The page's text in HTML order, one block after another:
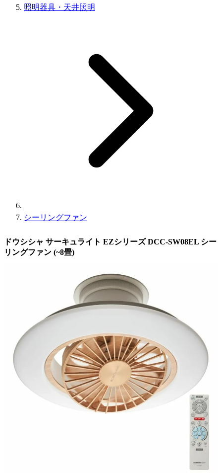
照明器具・天井照明
シーリングファン
ドウシシャ サーキュライト EZシリーズ DCC-SW08EL シー
リングファン (~8畳)